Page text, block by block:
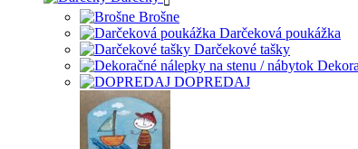
Brošne
Darčeková poukážka
Darčekové tašky
DOPREDAJ